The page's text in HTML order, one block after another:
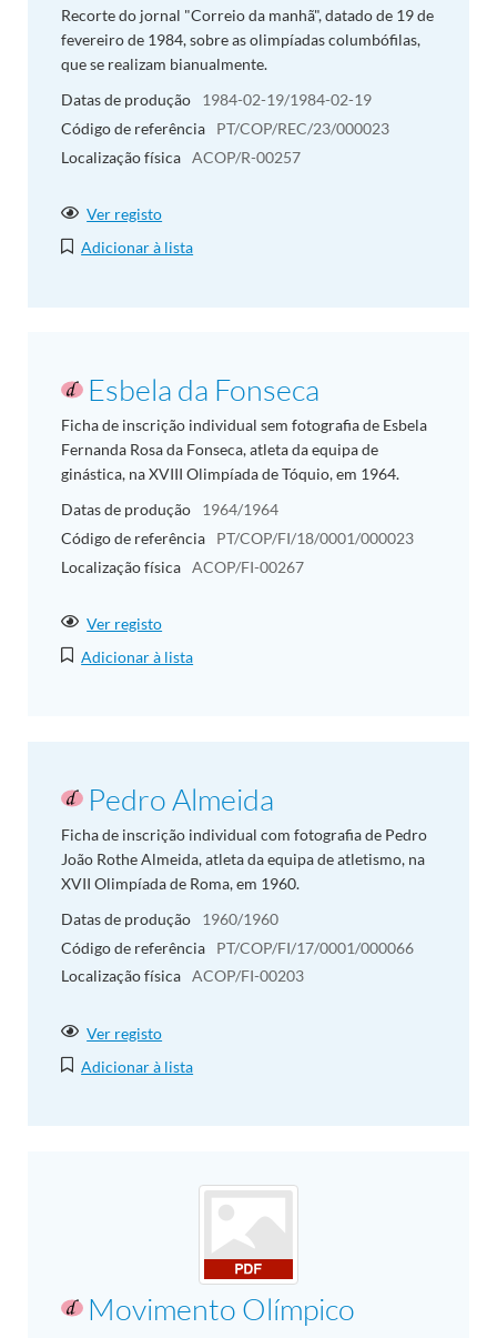
Recorte do jornal "Correio da manhã", datado de 19 de
fevereiro de 1984, sobre as olimpíadas columbófilas,
que se realizam bianualmente.
Datas de produção
1984-02-19/1984-02-19
Código de referência
PT/COP/REC/23/000023
Localização física ACOP/R-00257
Ver registo
Adicionar à lista
Esbela da Fonseca
Ficha de inscrição individual sem fotografia de Esbela
Fernanda Rosa da Fonseca, atleta da equipa de
ginástica, na XVIII Olimpíada de Tóquio, em 1964.
Datas de produção
1964/1964
Código de referência
PT/COP/FI/18/0001/000023
Localização física ACOP/FI-00267
Ver registo
Adicionar à lista
Pedro Almeida
Ficha de inscrição individual com fotografia de Pedro
João Rothe Almeida, atleta da equipa de atletismo, na
XVII Olimpíada de Roma, em 1960.
Datas de produção
1960/1960
Código de referência
PT/COP/FI/17/0001/000066
Localização física ACOP/FI-00203
Ver registo
Adicionar à lista
Movimento Olímpico